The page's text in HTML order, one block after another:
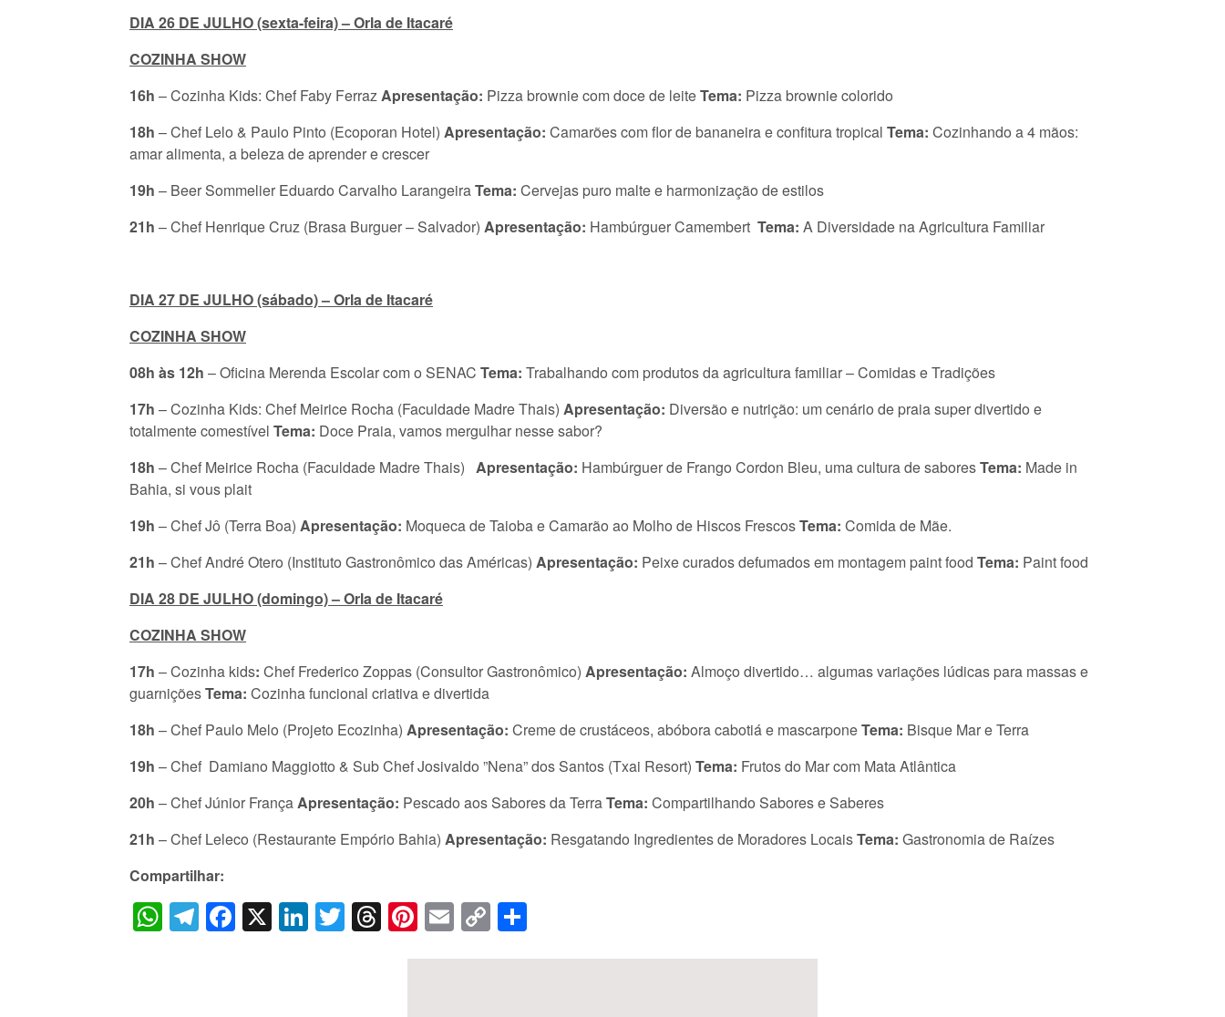
DIA 26 DE JULHO (sexta-feira) – Orla de Itacaré
COZINHA SHOW
16h – Cozinha Kids: Chef Faby FerrazApresentação: Pizza brownie com doce de leiteTema: Pizza brownie colorido
18h – Chef Lelo & Paulo Pinto (Ecoporan Hotel) Apresentação: Camarões com flor de bananeira e confitura tropical Tema: Cozinhando a 4 mãos:
amar alimenta, a beleza de aprender e crescer
19h – Beer Sommelier Eduardo Carvalho LarangeiraTema: Cervejas puro malte e harmonização de estilos
21h –Chef Henrique Cruz (Brasa Burguer – Salvador) Apresentação: Hambúrguer Camembert Tema: A Diversidade na Agricultura Familiar
DIA 27 DE JULHO (sábado) – Orla de Itacaré
COZINHA SHOW
08h às 12h – Oficina Merenda Escolar com o SENAC Tema: Trabalhando com produtos da agricultura familiar – Comidas e Tradições
17h – Cozinha Kids: Chef Meirice Rocha (Faculdade Madre Thais) Apresentação: Diversão e nutrição: um cenário de praia super divertido e
totalmente comestível Tema: Doce Praia, vamos mergulhar nesse sabor?
18h – Chef Meirice Rocha (Faculdade Madre Thais) Apresentação: Hambúrguer de Frango Cordon Bleu, uma cultura de saboresTema: Made in
Bahia, si vous plait
19h – Chef Jô (Terra Boa) Apresentação: Moqueca de Taioba e Camarão ao Molho de Hiscos FrescosTema: Comida de Mãe.
21h – Chef André Otero (Instituto Gastronômico das Américas) Apresentação: Peixe curados defumados em montagem paint food Tema: Paint food
DIA 28 DE JULHO (domingo) – Orla de Itacaré
COZINHA SHOW
17h – Cozinha kids: Chef Frederico Zoppas (Consultor Gastronômico) Apresentação: Almoço divertido… algumas variações lúdicas para massas e
guarniçõesTema: Cozinha funcional criativa e divertida
18h – Chef Paulo Melo (Projeto Ecozinha) Apresentação: Creme de crustáceos, abóbora cabotiá e mascarponeTema: Bisque Mar e Terra
19h – Chef Damiano Maggiotto & Sub Chef Josivaldo ”Nena” dos Santos (Txai Resort) Tema: Frutos do Mar com Mata Atlântica
20h – Chef Júnior FrançaApresentação: Pescado aos Sabores da TerraTema: Compartilhando Sabores e Saberes
21h – Chef Leleco (Restaurante Empório Bahia) Apresentação: Resgatando Ingredientes de Moradores LocaisTema: Gastronomia de Raízes
Compartilhar:
WhatsApp
Telegram
Facebook
X LinkedIn
Twitter
Threads
Pinterest
Email
Copy
Link